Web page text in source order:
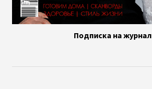
Подписка на журнал